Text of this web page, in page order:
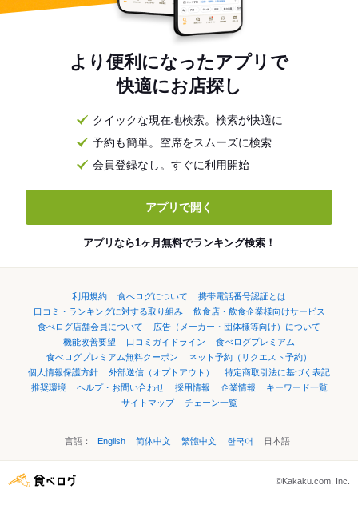
より便利になったアプリで
快適にお店探し
クイックな現在地検索。検索が快適に
予約も簡単。空席をスムーズに検索
会員登録なし。すぐに利用開始
アプリで開く
アプリなら1ヶ月無料でランキング検索！
利用規約 食べログについて
携帯電話番号認証とは
口コミ・ランキングに対する取り組み
飲食店・飲食企業様向けサービス
食べログ店舗会員について
広告（メーカー・団体様等向け）について
機能改善要望
口コミガイドライン
食べログプレミアム
食べログプレミアム無料クーポン
ネット予約（リクエスト予約）
個人情報保護方針
外部送信（オプトアウト）
特定商取引法に基づく表記
推奨環境
ヘルプ・お問い合わせ 採用情報 企業情報
キーワード一覧
サイトマップ
チェーン一覧
言語： English 简体中文 繁體中文 한국어 日本語
©Kakaku.com, Inc.